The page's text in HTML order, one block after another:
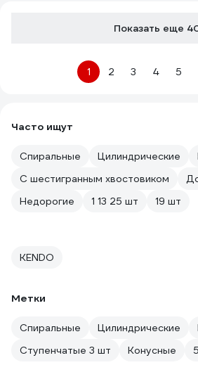
Показать еще
1 2 3 4 5
Часто ищут
Спиральные Цилиндрические
С шестигранным хвостовиком
Недорогие
1 13 25 шт 19 шт
KENDO
Метки
Спиральные Цилиндрические
Ступенчатые 3 шт
Конусные